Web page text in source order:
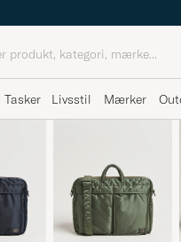
Tasker Livsstil Mærker